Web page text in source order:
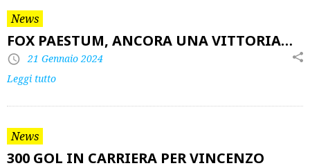
News
FOX PAESTUM, ANCORA UNA VITTORIA…
21 Gennaio 2024
Leggi tutto
News
300 GOL IN CARRIERA PER VINCENZO